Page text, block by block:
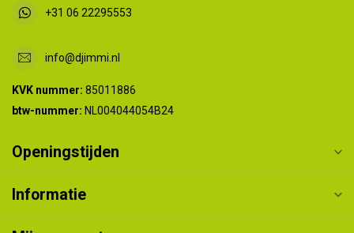
+31 06 22295553
info@djimmi.nl
KVK nummer: 85011886
btw-nummer: NL004044054B24
Openingstijden
Informatie